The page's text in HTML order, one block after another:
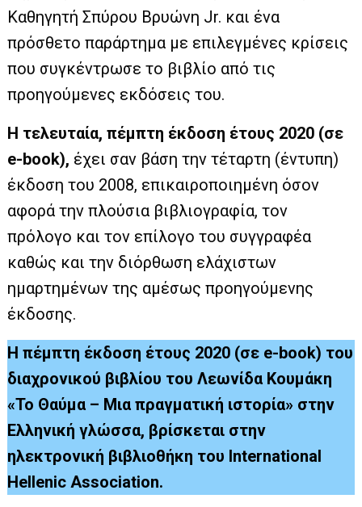
Καθηγητή Σπύρου Βρυώνη Jr. και ένα
πρόσθετο παράρτημα με επιλεγμένες κρίσεις
που συγκέντρωσε το βιβλίο από τις
προηγούμενες εκδόσεις του.
Η τελευταία, πέμπτη έκδοση έτους 2020 (σε
e-book), έχει σαν βάση την τέταρτη (έντυπη)
έκδοση του 2008, επικαιροποιημένη όσον
αφορά την πλούσια βιβλιογραφία, τον
πρόλογο και τον επίλογο του συγγραφέα
καθώς και την διόρθωση ελάχιστων
ημαρτημένων της αμέσως προηγούμενης
έκδοσης.
Η πέμπτη έκδοση έτους 2020 (σε e-book) του
διαχρονικού βιβλίου του Λεωνίδα Κουμάκη
«Το Θαύμα – Μια πραγματική ιστορία» στην
Ελληνική γλώσσα, βρίσκεται στην
ηλεκτρονική βιβλιοθήκη του International
Hellenic Association.